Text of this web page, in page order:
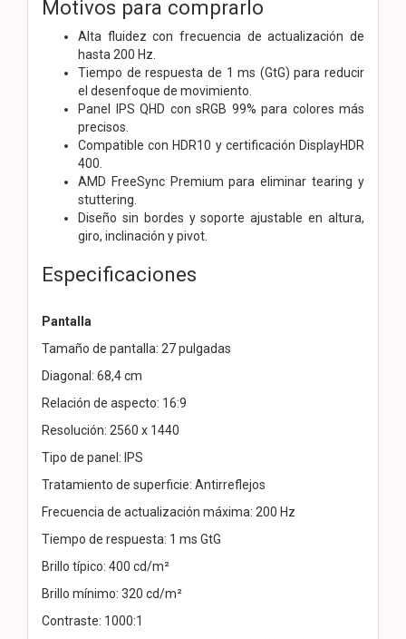
Motivos para comprarlo
Alta fluidez con frecuencia de actualización de
hasta 200 Hz.
Tiempo de respuesta de 1 ms (GtG) para reducir
el desenfoque de movimiento.
Panel IPS QHD con sRGB 99% para colores más
precisos.
Compatible con HDR10 y certificación DisplayHDR
400.
AMD FreeSync Premium para eliminar tearing y
stuttering.
Diseño sin bordes y soporte ajustable en altura,
giro, inclinación y pivot.
Especificaciones
Pantalla
Tamaño de pantalla: 27 pulgadas
Diagonal: 68,4 cm
Relación de aspecto: 16:9
Resolución: 2560 x 1440
Tipo de panel: IPS
Tratamiento de superficie: Antirreflejos
Frecuencia de actualización máxima: 200 Hz
Tiempo de respuesta: 1 ms GtG
Brillo típico: 400 cd/m²
Brillo mínimo: 320 cd/m²
Contraste: 1000:1